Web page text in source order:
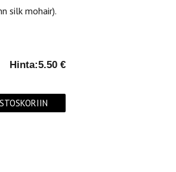
silk mohair).
Hinta:5.50 €